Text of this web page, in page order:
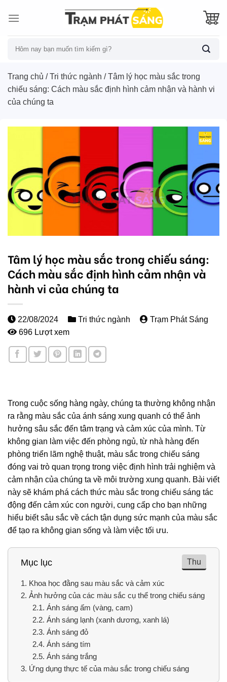
Tìm
Trang chủ /Tri thức ngành /Tâm lý học màu sắc trong
chiếu sáng: Cách màu sắc định hình cảm nhận và hành vi
của chúng ta
Tâm lý học màu sắc trong chiếu sáng:
Cách màu sắc định hình cảm nhận và
hành vi của chúng ta
22/08/2024 Tri thức ngành
Trạm Phát Sáng
696 Lượt xem
Trong cuộc sống hàng ngày, chúng ta thường không nhận
ra rằng màu sắc của ánh sáng xung quanh có thể ảnh
hưởng sâu sắc đến tâm trạng và cảm xúc của mình. Từ
không gian làm việc đến phòng ngủ, từ nhà hàng đến
phòng triển lãm nghệ thuật, màu sắc trong chiếu sáng
đóng vai trò quan trọng trong việc định hình trải nghiệm và
cảm nhận của chúng ta về môi trường xung quanh. Bài viết
này sẽ khám phá cách thức màu sắc trong chiếu sáng tác
động đến cảm xúc con người, cung cấp cho bạn những
hiểu biết sâu sắc về cách tận dụng sức mạnh của màu sắc
để tạo ra không gian sống và làm việc tối ưu.
Mục lục Thu
1. Khoa học đằng sau màu sắc và cảm xúc
2. Ảnh hưởng của các màu sắc cụ thể trong chiếu sáng
2.1. Ánh sáng ấm (vàng, cam)
2.2. Ánh sáng lạnh (xanh dương, xanh lá)
2.3. Ánh sáng đỏ
2.4. Ánh sáng tím
2.5. Ánh sáng trắng
3. Ứng dụng thực tế của màu sắc trong chiếu sáng